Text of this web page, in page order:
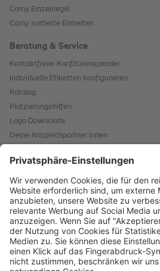
Corny Einzelriegel
Corny sortierte Einheiten
Beratung & Service
Kontaktfreier Konfitürenspender
Individuelle Etiketten konfigurieren
Katalog
Platzierungshilfen
Logo Downloads
Deine Ansprechpartner:innen
Kontaktformular
Starke Marken